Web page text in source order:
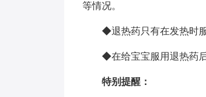
等情况。
◆退热药只有在发热时服
◆在给宝宝服用退热药后
特别提醒：